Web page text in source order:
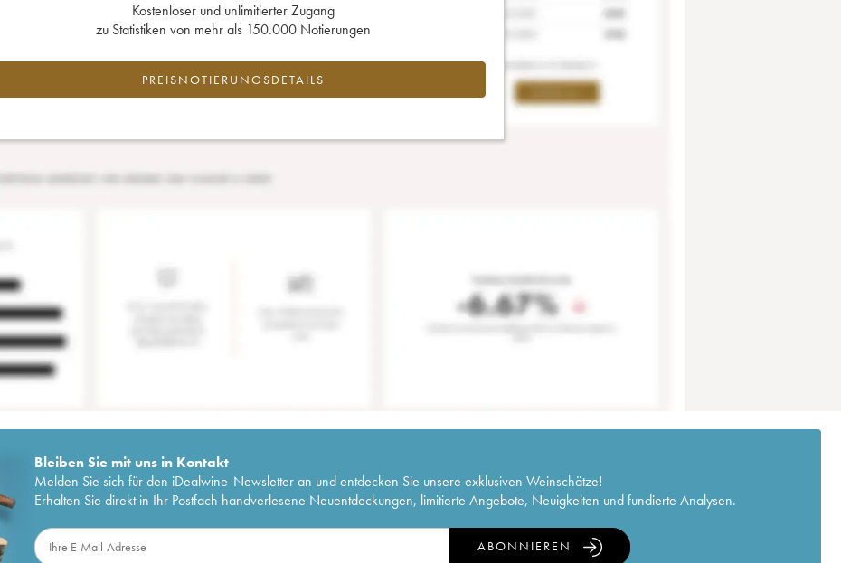
Kostenloser und unlimitierter Zugang
zu Statistiken von mehr als 150.000 Notierungen
PREISNOTIERUNGSDETAILS
Bleiben Sie mit uns in Kontakt
Melden Sie sich für den iDealwine-Newsletter an und entdecken Sie unsere exklusiven Weinschätze!
Erhalten Sie direkt in Ihr Postfach handverlesene Neuentdeckungen, limitierte Angebote, Neuigkeiten und fundierte Analysen.
ABONNIEREN